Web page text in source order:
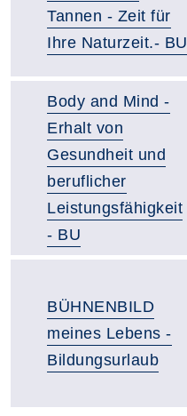
Tannen - Zeit für
Ihre Naturzeit.- BU
Body and Mind -
Erhalt von
Gesundheit und
beruflicher
Leistungsfähigkeit
- BU
BÜHNENBILD
meines Lebens -
Bildungsurlaub